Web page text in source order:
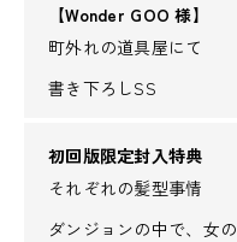
【Wonder GOO 様】
町外れの道具屋にて
書き下ろしSS
初回版限定封入特典
それぞれの髪型事情
ダンジョンの中で、女